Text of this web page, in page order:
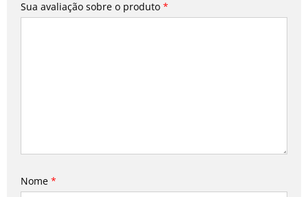
Sua avaliação sobre o produto *
Nome *